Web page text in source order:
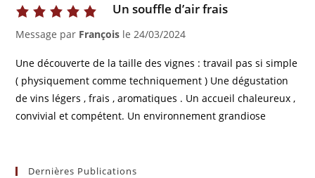
Un souffle d’air frais
Message par François le24/03/2024
Une découverte de la taille des vignes : travail pas si simple
( physiquement comme techniquement ) Une dégustation
de vins légers , frais , aromatiques . Un accueil chaleureux ,
convivial et compétent. Un environnement grandiose
Dernières Publications